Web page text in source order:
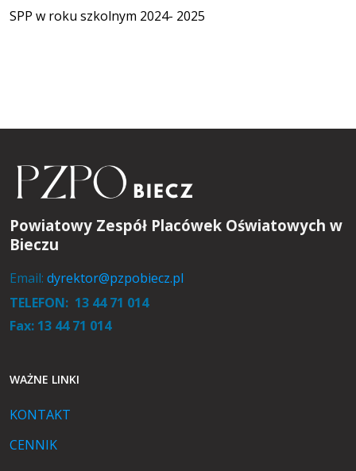
SPP w roku szkolnym 2024- 2025
Powiatowy Zespół Placówek Oświatowych w
Bieczu
Email: dyrektor@pzpobiecz.pl
TELEFON: 13 44 71 014
Fax: 13 44 71 014
WAŻNE LINKI
KONTAKT
CENNIK